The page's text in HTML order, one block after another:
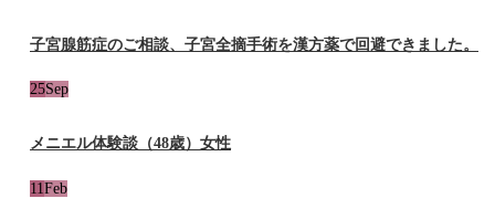
子宮腺筋症のご相談、子宮全摘手術を漢方薬で回避できました。
25Sep
メニエル体験談（48歳）女性
11 Feb